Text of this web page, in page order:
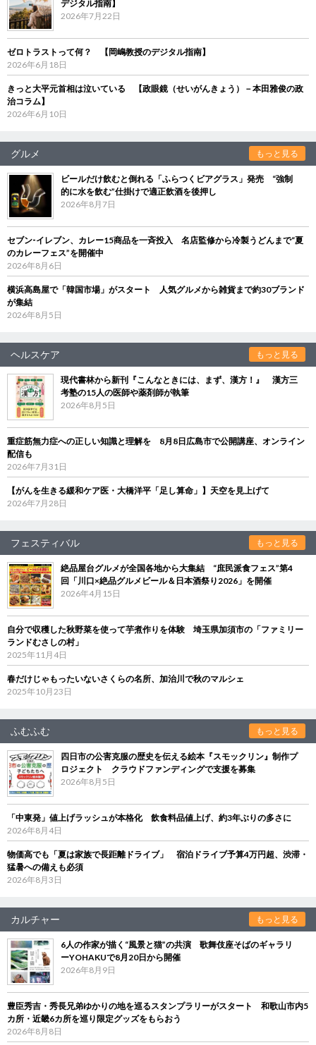
デジタル指南】
2026年7月22日
ゼロトラストって何？ 【岡嶋教授のデジタル指南】
2026年6月18日
きっと大平元首相は泣いている 【政眼鏡（せいがんきょう）－本田雅俊の政
治コラム】
2026年6月10日
グルメ もっと見る
ビールだけ飲むと倒れる「ふらつくビアグラス」発売 “強制
的に水を飲む”仕掛けで適正飲酒を後押し
2026年8月7日
セブン‐イレブン、カレー15商品を一斉投入 名店監修から冷製うどんまで“夏
のカレーフェス”を開催中
2026年8月6日
横浜高島屋で「韓国市場」がスタート 人気グルメから雑貨まで約30ブランド
が集結
2026年8月5日
ヘルスケア もっと見る
現代書林から新刊『こんなときには、まず、漢方！』 漢方三
考塾の15人の医師や薬剤師が執筆
2026年8月5日
重症筋無力症への正しい知識と理解を 8月8日広島市で公開講座、オンライン
配信も
2026年7月31日
【がんを生きる緩和ケア医・大橋洋平「足し算命」】天空を見上げて
2026年7月28日
フェスティバル もっと見る
絶品屋台グルメが全国各地から大集結 “庶民派食フェス”第4
回「川口×絶品グルメビール＆日本酒祭り2026」を開催
2026年4月15日
自分で収穫した秋野菜を使って芋煮作りを体験 埼玉県加須市の「ファミリー
ランドむさしの村」
2025年11月4日
春だけじゃもったいないさくらの名所、加治川で秋のマルシェ
2025年10月23日
ふむふむ もっと見る
四日市の公害克服の歴史を伝える絵本『スモックリン』制作プ
ロジェクト クラウドファンディングで支援を募集
2026年8月5日
「中東発」値上げラッシュが本格化 飲食料品値上げ、約3年ぶりの多さに
2026年8月4日
物価高でも「夏は家族で長距離ドライブ」 宿泊ドライブ予算4万円超、渋滞・
猛暑への備えも必須
2026年8月3日
カルチャー もっと見る
6人の作家が描く“風景と猫”の共演 歌舞伎座そばのギャラリ
ーYOHAKUで8月20日から開催
2026年8月9日
豊臣秀吉・秀長兄弟ゆかりの地を巡るスタンプラリーがスタート 和歌山市内5
カ所・近畿6カ所を巡り限定グッズをもらおう
2026年8月8日